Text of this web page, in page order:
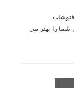
شما را بهتر می